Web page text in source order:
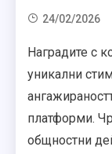
24/02/2026
Наградите с
уникални
платформи.
общностни